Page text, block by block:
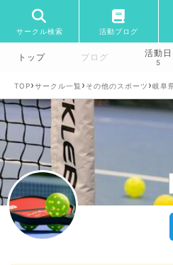
サークル検索 活動ブログ
トップ ブログ 活動日
5
TOP›サークル一覧 › その他のスポーツ ›岐阜